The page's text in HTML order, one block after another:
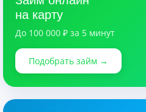
на карту
До 100 000 ₽ за 5 минут
Подобрать займ →